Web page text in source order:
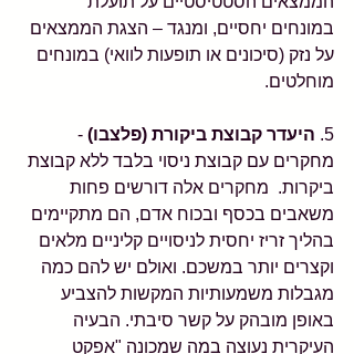
במונחים יחסיים, ומנגד – הצגת הממצאים
על נזק (סיכונים או תופעות לוואי) במונחים
מוחלטים.
5. היעדר קבוצת ביקורת (פלצבו) -
מחקרים עם קבוצת ניסוי בלבד ללא קבוצת
ביקרות.  מחקרים אלה דורשים פחות
משאבים בכסף ובכוח אדם, הם מתקיימים
בהליך זריז יחסית לניסויים קליניים מלאים
וקצרים יותר במשכם. ואולם יש להם כמה
מגבלות משמעותיות המקשות להצביע
באופן מובהק על קשר סיבתי. הבעיה
העיקרית נעוצה במה שמכונה "אפקט